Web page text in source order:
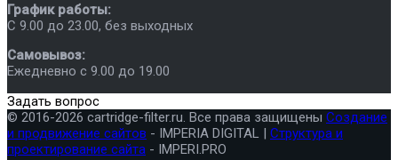
График работы:
C 9.00 до 23.00, без выходных
Самовывоз:
Ежедневно с 9.00 до 19.00
Задать вопрос
© 2016-2026 cartridge-filter.ru. Все права защищены Создание
и продвижение сайтов - IMPERIA DIGITAL | Структура и
проектирование сайта - IMPERI.PRO